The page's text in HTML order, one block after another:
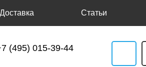
Доставка Статьи
(495) 015-39-44